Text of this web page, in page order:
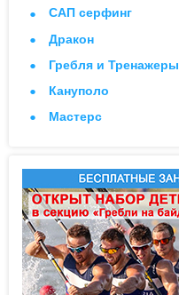
САП серфинг
Дракон
Гребля и Тренажеры
Кануполо
Мастерс